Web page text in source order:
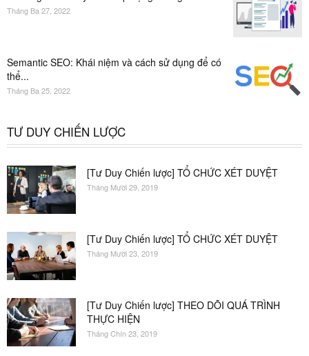
Tháng Ba 27, 2022
Semantic SEO: Khái niệm và cách sử dụng để có
thể...
Tháng Ba 25, 2022
TƯ DUY CHIẾN LƯỢC
[Tư Duy Chiến lược] TỔ CHỨC XÉT DUYỆT
Tháng Mười 29, 2019
[Tư Duy Chiến lược] TỔ CHỨC XÉT DUYỆT
Tháng Mười 23, 2019
[Tư Duy Chiến lược] THEO DÕI QUÁ TRÌNH
THỰC HIỆN
Tháng Chín 23, 2019